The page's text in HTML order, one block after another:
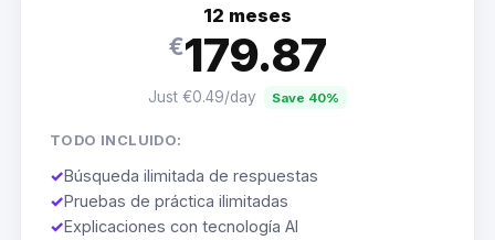
12 meses
€179.87
Just €0.49/day Save 40%
TODO INCLUIDO:
✓Búsqueda ilimitada de respuestas
✓Pruebas de práctica ilimitadas
✓Explicaciones con tecnología AI